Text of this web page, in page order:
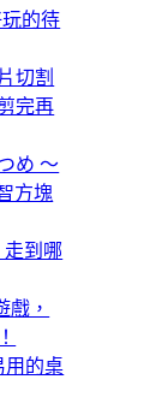
玩的待
切割
完再
め 〜
方塊
走到哪
戲，
用的桌